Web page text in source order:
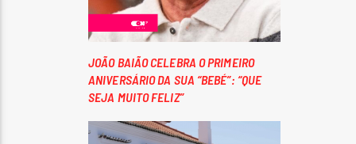
JOÃO BAIÃO CELEBRA O PRIMEIRO
ANIVERSÁRIO DA SUA “BEBÉ”: “QUE
SEJA MUITO FELIZ”